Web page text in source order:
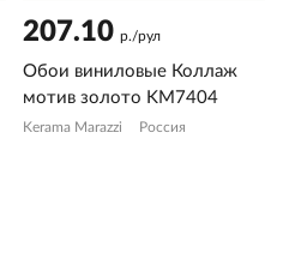
207.10 р./рул
Обои виниловые Коллаж
мотив золото KM7404
Kerama Marazzi Россия